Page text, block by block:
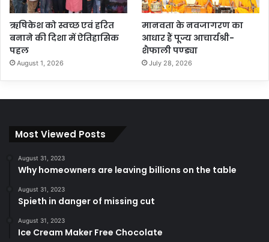
ऋषिकेश को स्वच्छ एवं हरित
बनाने की दिशा में ऐतिहासिक
पहल
August 1, 2026
मानवता के नवजागरण का
आधार हैं पूज्य आचार्यश्री-
शैफाली पण्ड्या
July 28, 2026
Most Viewed Posts
August 31, 2023
Why homeowners are leaving billions on the table
August 31, 2023
Spieth in danger of missing cut
August 31, 2023
Ice Cream Maker Free Chocolate